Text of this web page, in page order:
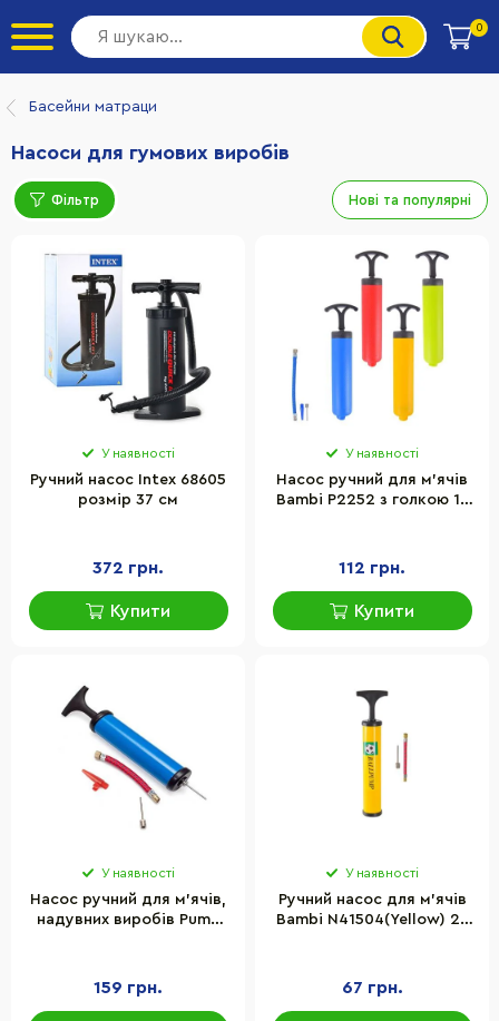
0
Басейни матраци
Насоси для гумових виробів
Фільтр Нові та популярні
У наявності
Ручний насос Intex 68605
розмір 37 см
372 грн.
Купити
У наявності
Насос ручний для м'ячів
Bambi P2252 з голкою 19
112 грн.
Купити
У наявності
Насос ручний для м'ячів,
надувних виробів Pump
159 грн.
У наявності
Ручний насос для м'ячів
Bambi N41504(Yellow) 25
шланг
67 грн.